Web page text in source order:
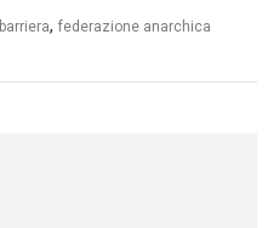
barriera,federazione anarchica